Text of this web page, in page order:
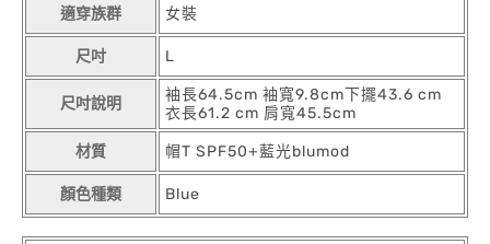
適穿族群 女裝
尺吋 L
尺吋說明
袖長64.5cm 袖寬9.8cm下擺43.6 cm
衣長61.2 cm 肩寬45.5cm
材質 帽T SPF50+藍光blumod
顏色種類 Blue